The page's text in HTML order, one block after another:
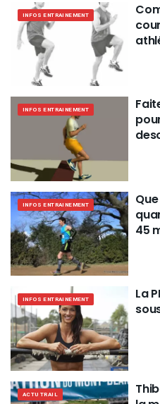
INFOS ENTRAINEMENT
INFOS ENTRAINEMENT
INFOS ENTRAINEMENT
45
INFOS ENTRAINEMENT
La
ACTU TRAIL